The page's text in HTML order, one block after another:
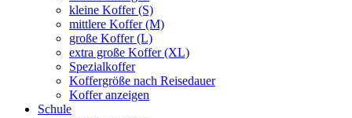
kleine Koffer (S)
mittlere Koffer (M)
große Koffer (L)
extra große Koffer (XL)
Spezialkoffer
Koffergröße nach Reisedauer
Koffer anzeigen
Schule